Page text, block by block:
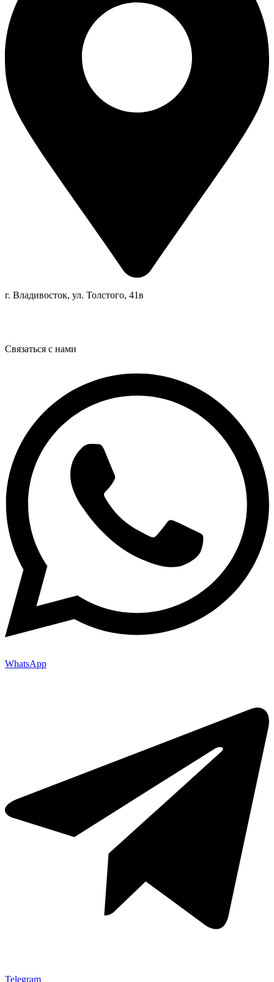
г. Владивосток, ул. Толстого, 41в
Связаться с нами
WhatsApp
Telegram